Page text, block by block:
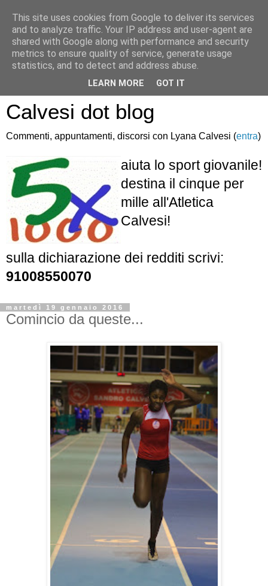
Atletica Sandro
Calvesi dot blog
Commenti, appuntamenti, discorsi con Lyana Calvesi (entra)
aiuta lo sport giovanile!
destina il cinque per
mille all'Atletica
Calvesi!
sulla dichiarazione dei redditi scrivi:
91008550070
martedì 19 gennaio 2016
Comincio da queste...
This site uses cookies from Google to deliver its services
and to analyze traffic. Your IP address and user-agent are
shared with Google along with performance and security
metrics to ensure quality of service, generate usage
statistics, and to detect and address abuse.
LEARN MORE GOT IT